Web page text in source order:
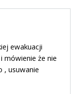
ewakuacji
mówienie że nie
, usuwanie